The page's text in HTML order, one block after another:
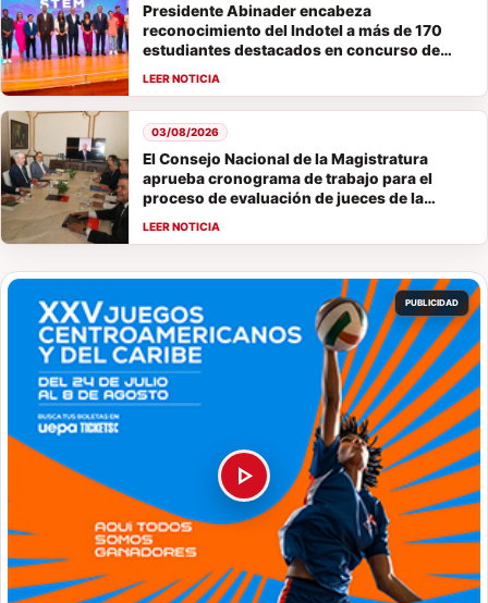
Presidente Abinader encabeza
reconocimiento del Indotel a más de 170
estudiantes destacados en concurso de
El Consejo Nacional de la Magistratura
aprueba cronograma de trabajo para el
proceso de evaluación de jueces de la
03/08/2026